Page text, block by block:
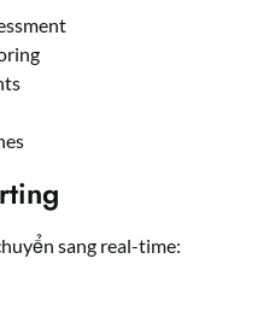
sang real-time: